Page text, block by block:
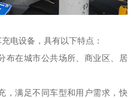
电设备，具有以下特点：
布在城市公共场所、商业区、居
，满足不同车型和用户需求，快